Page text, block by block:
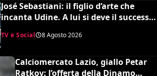
José Sebastiani: il figlio d’arte che
incanta Udine. A lui si deve il successo
del Festival di Sanremo, ora sogna il
debutto in Serie A
TV e Social 8 Agosto 2026
Calciomercato Lazio, giallo Petar
Ratkov: l’offerta della Dinamo